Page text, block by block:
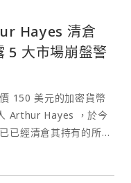
量遠超預期，據稱達
，而是採用相對冷門的
彈性。值得注意的
模型。在內部工作流
Claude 系列模型作為
「備援路由」，當
告：
的數萬家企業信用卡與
意外成為最熱門的AI
11.5% 的高額年化現
防線似乎開始出現裂
，比特幣（BTC）自
於競爭對手帶來的「流
同類型永續優先證券
派發股利」的激進策
Hayes 清倉
5 大市場崩盤警
150 美元的加密貨幣
Arthur Hayes ，於今
已經清倉其持有的所有